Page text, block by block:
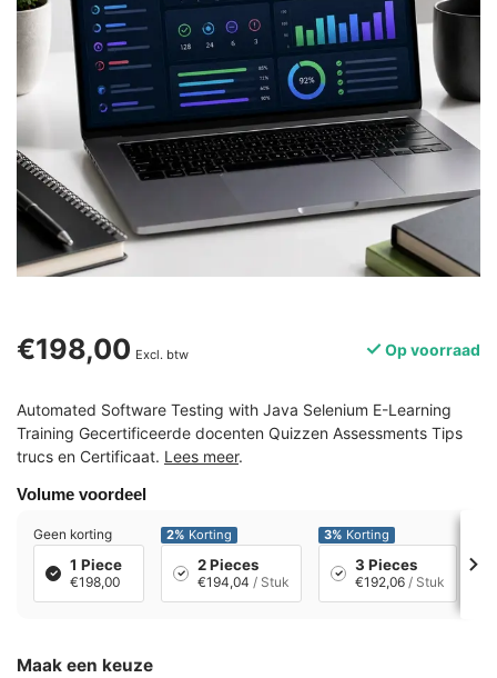
€198,00 Excl. btw Op voorraad
Automated Software Testing with Java Selenium E-Learning
Training Gecertificeerde docenten Quizzen Assessments Tips
trucs en Certificaat. Lees meer.
Volume voordeel
Geen korting
1 Piece
€198,00
2% Korting
2 Pieces
€194,04 / Stuk
3% Korting
3 Pieces
€192,06 / Stuk
Maak een keuze